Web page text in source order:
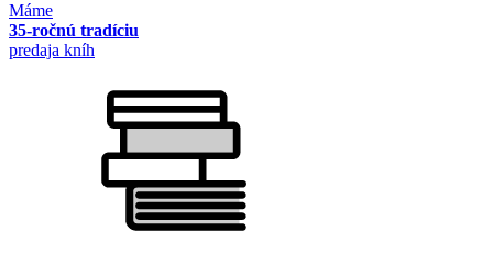
Máme
35-ročnú tradíciu
predaja kníh